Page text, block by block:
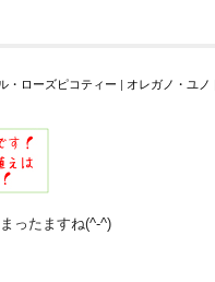
・ローズピコティー | オレガノ・ユノ
ったますね(^-^)